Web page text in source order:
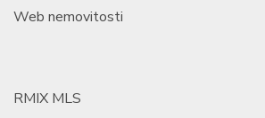
Web nemovitosti
RMIX MLS